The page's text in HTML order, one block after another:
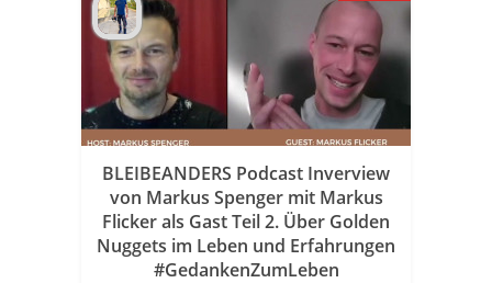
BLEIBEANDERS Podcast Inverview
von Markus Spenger mit Markus
Flicker als Gast Teil 2. Über Golden
Nuggets im Leben und Erfahrungen
#GedankenZumLeben